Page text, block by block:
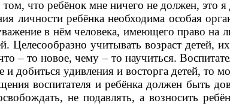
что ребёнок мне ничего не должен, это
ребёнка необходима особая
в нём человека, имеющего право
Целесообразно учитывать возраст
– то новое, чему – то научиться.
и добиться удивления и восторга детей, то
и ребёнка должен быть
не подавлять, а возносить